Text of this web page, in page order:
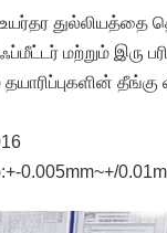
துல்லியத்தை
மற்றும்
தீங்கு
0.005mm~+/